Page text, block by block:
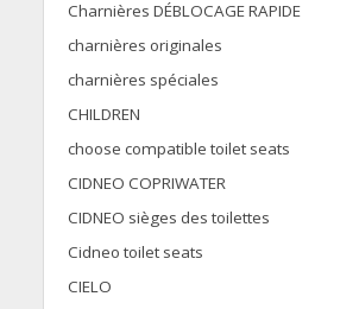
Charnières DÉBLOCAGE RAPIDE
charnières originales
charnières spéciales
CHILDREN
choose compatible toilet seats
CIDNEO COPRIWATER
CIDNEO sièges des toilettes
Cidneo toilet seats
CIELO